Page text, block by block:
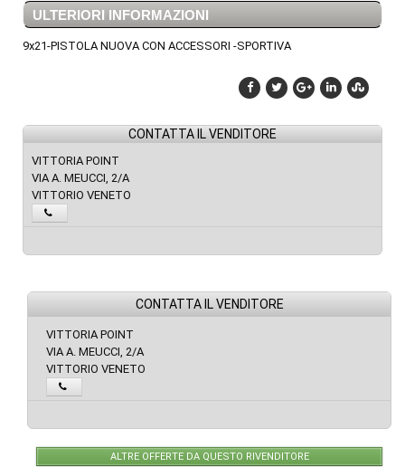
ULTERIORI INFORMAZIONI
9x21-PISTOLA NUOVA CON ACCESSORI -SPORTIVA
CONTATTA IL VENDITORE
VITTORIA POINT
VIA A. MEUCCI, 2/A
VITTORIO VENETO
CONTATTA IL VENDITORE
VITTORIA POINT
VIA A. MEUCCI, 2/A
VITTORIO VENETO
ALTRE OFFERTE DA QUESTO RIVENDITORE